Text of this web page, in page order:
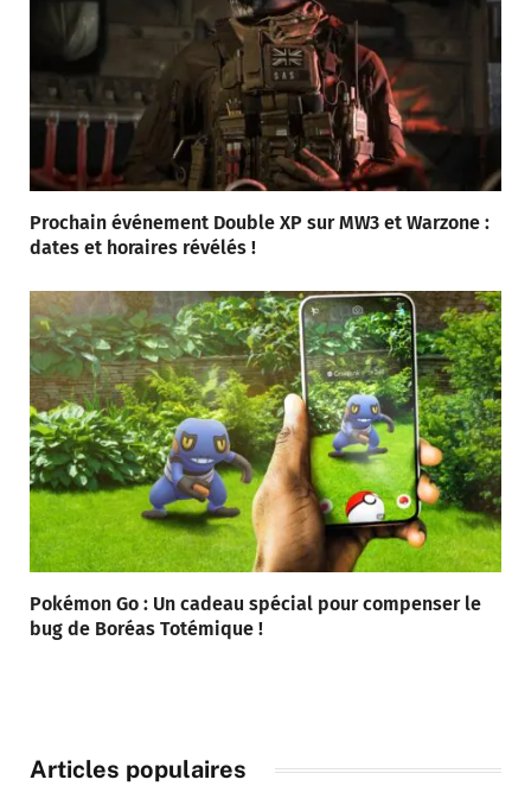
Prochain événement Double XP sur MW3 et Warzone :
dates et horaires révélés !
Pokémon Go : Un cadeau spécial pour compenser le
bug de Boréas Totémique !
Articles populaires